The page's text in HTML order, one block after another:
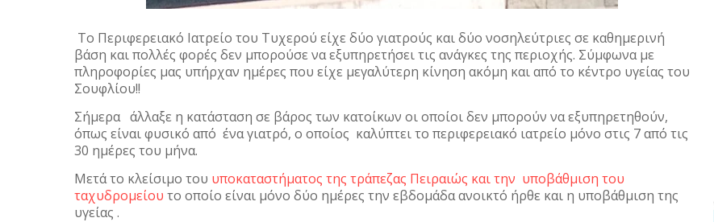
Το Περιφερειακό Ιατρείο του Τυχερού είχε δύο γιατρούς και δύο νοσηλεύτριες σε καθημερινή
βάση και πολλές φορές δεν μπορούσε να εξυπηρετήσει τις ανάγκες της περιοχής. Σύμφωνα με
πληροφορίες μας υπήρχαν ημέρες που είχε μεγαλύτερη κίνηση ακόμη και από το κέντρο υγείας του
Σουφλίου!!
Σήμερα άλλαξε η κατάσταση σε βάρος των κατοίκων οι οποίοι δεν μπορούν να εξυπηρετηθούν,
όπως είναι φυσικό από ένα γιατρό, ο οποίος καλύπτει το περιφερειακό ιατρείο μόνο στις 7 από τις
30 ημέρες του μήνα.
Μετά το κλείσιμο του υποκαταστήματος της τράπεζας Πειραιώς και την υποβάθμιση του
ταχυδρομείου το οποίο είναι μόνο δύο ημέρες την εβδομάδα ανοικτό ήρθε και η υποβάθμιση της
υγείας .